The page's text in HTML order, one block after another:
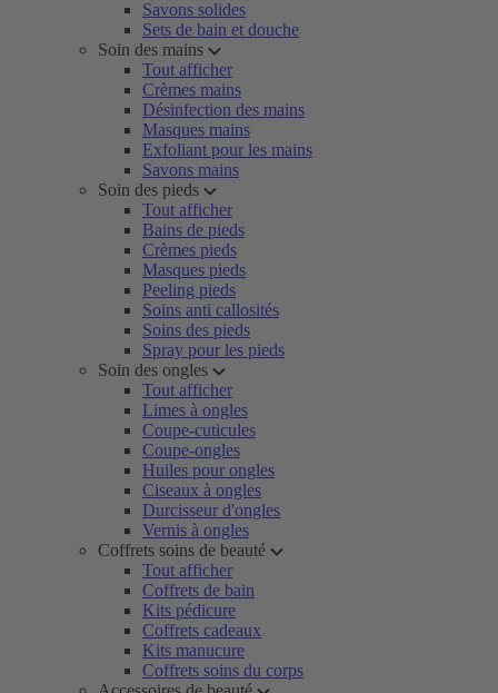
Savons solides
Sets de bain et douche
Soin des mains
Tout afficher
Crèmes mains
Désinfection des mains
Masques mains
Exfoliant pour les mains
Savons mains
Soin des pieds
Tout afficher
Bains de pieds
Crèmes pieds
Masques pieds
Peeling pieds
Soins anti callosités
Soins des pieds
Spray pour les pieds
Soin des ongles
Tout afficher
Limes à ongles
Coupe-cuticules
Coupe-ongles
Huiles pour ongles
Ciseaux à ongles
Durcisseur d'ongles
Vernis à ongles
Coffrets soins de beauté
Tout afficher
Coffrets de bain
Kits pédicure
Coffrets cadeaux
Kits manucure
Coffrets soins du corps